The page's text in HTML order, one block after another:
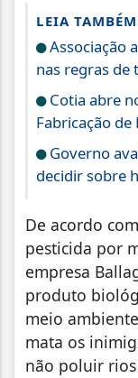
LEIA
Associação
nas regras de
Cotia abre
Fabricação
Governo
decidir sobre
De acordo
pesticida por
empresa
produto
meio
mata os
não poluir rios